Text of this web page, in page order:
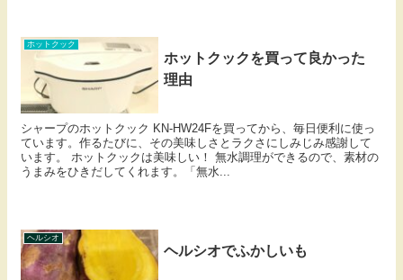
ホットクック
ホットクックを買って良かった
理由
シャープのホットクック KN-HW24Fを買ってから、毎日便利に使っ
ています。作るたびに、その美味しさとラクさにしみじみ感謝して
います。 ホットクックは美味しい！ 無水調理ができるので、素材の
うまみをひきだしてくれます。「無水...
ヘルシオ
ヘルシオでふかしいも